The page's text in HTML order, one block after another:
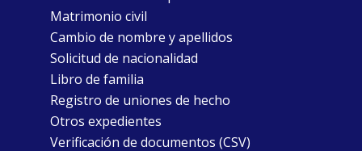
Matrimonio civil
Cambio de nombre y apellidos
Solicitud de nacionalidad
Libro de familia
Registro de uniones de hecho
Otros expedientes
Verificación de documentos (CSV)